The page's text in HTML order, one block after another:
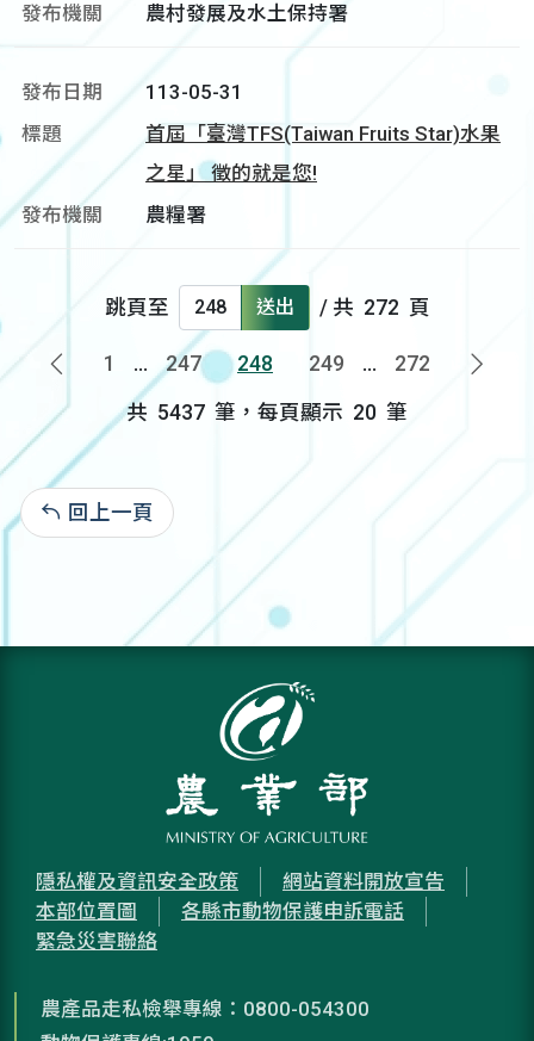
農村發展及水土保持署
113-05-31
首屆「臺灣TFS(Taiwan Fruits Star)水果
之星」 徵的就是您!
農糧署
跳頁至 送出 / 共 272 頁
上一頁
1 ... 247 248 249 ... 272
下一
共 5437 筆，每頁顯示 20 筆
回上一頁
隱私權及資訊安全政策
網站資料開放宣告
本部位置圖
各縣市動物保護申訴電話
緊急災害聯絡
農產品走私檢舉專線：0800-054300